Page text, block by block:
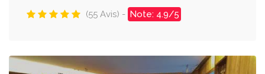
(55 Avis) - Note: 4.9/5